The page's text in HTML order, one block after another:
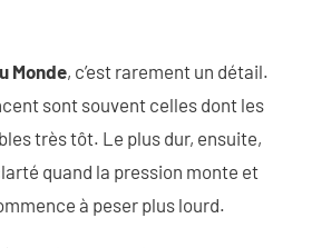
Monde, c’est rarement un détail.
sont souvent celles dont les
très tôt. Le plus dur, ensuite,
quand la pression monte et
à peser plus lourd.